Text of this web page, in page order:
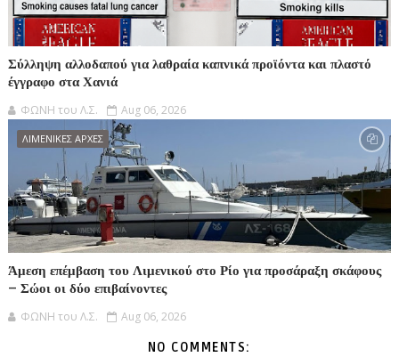
Σύλληψη αλλοδαπού για λαθραία καπνικά προϊόντα και πλαστό
έγγραφο στα Χανιά
ΦΩΝΗ του Λ.Σ. Aug 06, 2026
ΛΙΜΕΝΙΚΕΣ ΑΡΧΕΣ
Άμεση επέμβαση του Λιμενικού στο Ρίο για προσάραξη σκάφους
– Σώοι οι δύο επιβαίνοντες
ΦΩΝΗ του Λ.Σ. Aug 06, 2026
NO COMMENTS: